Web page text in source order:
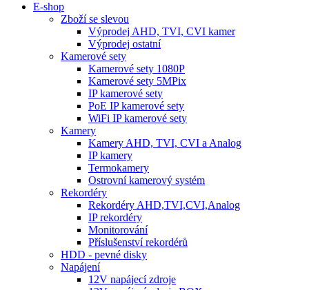
E-shop
Zboží se slevou
Výprodej AHD, TVI, CVI kamer
Výprodej ostatní
Kamerové sety
Kamerové sety 1080P
Kamerové sety 5MPix
IP kamerové sety
PoE IP kamerové sety
WiFi IP kamerové sety
Kamery
Kamery AHD, TVI, CVI a Analog
IP kamery
Termokamery
Ostrovní kamerový systém
Rekordéry
Rekordéry AHD,TVI,CVI,Analog
IP rekordéry
Monitorování
Příslušenství rekordérů
HDD - pevné disky
Napájení
12V napájecí zdroje